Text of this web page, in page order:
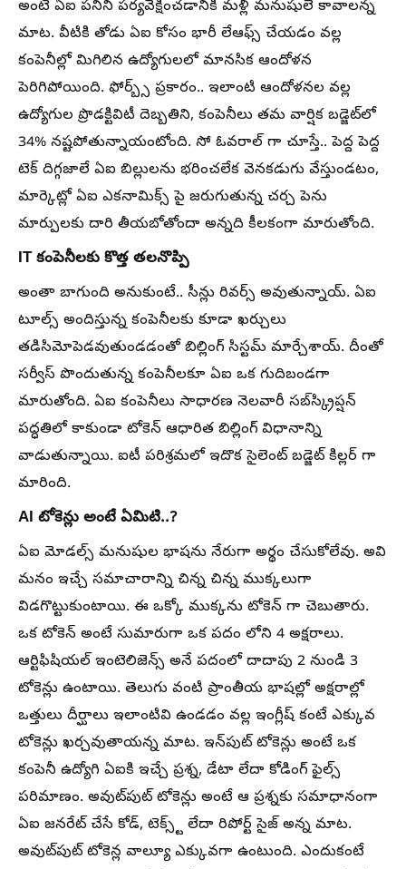
అంటే ఏఐ పనిని పర్యవేక్షించడానికి మళ్లీ మనుషులే కావాలన్న
మాట. వీటికి తోడు ఏఐ కోసం భారీ లేఆఫ్స్ చేయడం వల్ల
కంపెనీల్లో మిగిలిన ఉద్యోగులలో మానసిక ఆందోళన
పెరిగిపోయింది. ఫోర్బ్స్ ప్రకారం.. ఇలాంటి ఆందోళనల వల్ల
ఉద్యోగుల ప్రొడక్టివిటీ దెబ్బతిని, కంపెనీలు తమ వార్షిక బడ్జెట్‌లో
34% నష్టపోతున్నాయంటోంది. సో ఓవరాల్ గా చూస్తే.. పెద్ద పెద్ద
టెక్ దిగ్గజాలే ఏఐ బిల్లులను భరించలేక వెనకడుగు వేస్తుండటం,
మార్కెట్లో ఏఐ ఎకనామిక్స్ పై జరుగుతున్న చర్చ పెను
మార్పులకు దారి తీయబోతోందా అన్నది కీలకంగా మారుతోంది.
IT కంపెనీలకు కొత్త తలనొప్పి
అంతా బాగుంది అనుకుంటే.. సీన్లు రివర్స్ అవుతున్నాయ్. ఏఐ
టూల్స్ అందిస్తున్న కంపెనీలకు కూడా ఖర్చులు
తడిసిమోపెడవుతుండడంతో బిల్లింగ్ సిస్టమ్ మార్చేశాయ్. దీంతో
సర్వీస్ పొందుతున్న కంపెనీలకూ ఏఐ ఒక గుదిబండగా
మారుతోంది. ఏఐ కంపెనీలు సాధారణ నెలవారీ సబ్‌స్క్రిప్షన్
పద్ధతిలో కాకుండా టోకెన్ ఆధారిత బిల్లింగ్ విధానాన్ని
వాడుతున్నాయి. ఐటీ పరిశ్రమలో ఇదొక సైలెంట్ బడ్జెట్ కిల్లర్ గా
మారింది.
AI టోకెన్లు అంటే ఏమిటి..?
ఏఐ మోడల్స్ మనుషుల భాషను నేరుగా అర్థం చేసుకోలేవు. అవి
మనం ఇచ్చే సమాచారాన్ని చిన్న చిన్న ముక్కలుగా
విడగొట్టుకుంటాయి. ఈ ఒక్కో ముక్కను టోకెన్ గా చెబుతారు.
ఒక టోకెన్ అంటే సుమారుగా ఒక పదం లోని 4 అక్షరాలు.
ఆర్టిఫిషియల్ ఇంటెలిజెన్స్ అనే పదంలో దాదాపు 2 నుండి 3
టోకెన్లు ఉంటాయి. తెలుగు వంటి ప్రాంతీయ భాషల్లో అక్షరాల్లో
ఒత్తులు దీర్ఘాలు ఇలాంటివి ఉండడం వల్ల ఇంగ్లీష్ కంటే ఎక్కువ
టోకెన్లు ఖర్చవుతాయన్న మాట. ఇన్‌పుట్ టోకెన్లు అంటే ఒక
కంపెనీ ఉద్యోగి ఏఐకి ఇచ్చే ప్రశ్న, డేటా లేదా కోడింగ్ ఫైల్స్
పరిమాణం. అవుట్‌పుట్ టోకెన్లు అంటే ఆ ప్రశ్నకు సమాధానంగా
ఏఐ జనరేట్ చేసే కోడ్, టెక్స్ట్ లేదా రిపోర్ట్ సైజ్ అన్న మాట.
అవుట్‌పుట్ టోకెన్ల వాల్యూ ఎక్కువగా ఉంటుంది. ఎందుకంటే